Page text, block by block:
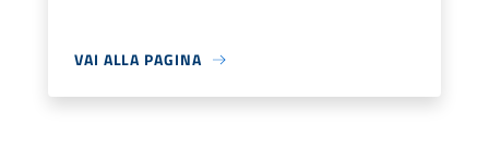
VAI ALLA PAGINA